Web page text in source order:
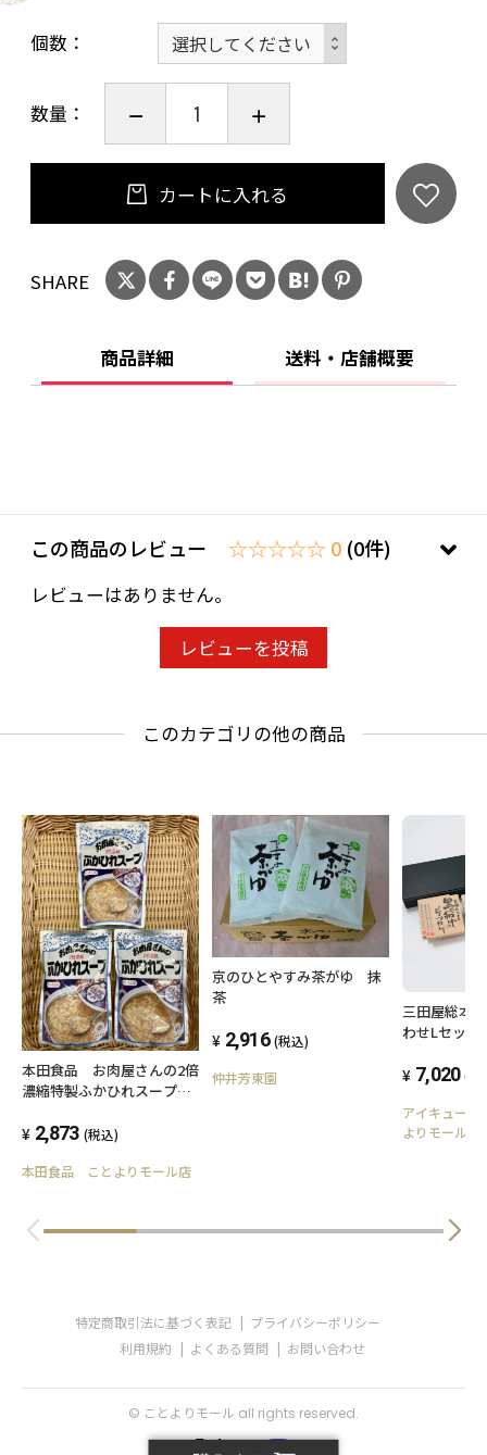
説明書などを参考に加減してください。）
【栄養成分表示 1袋（200g）当たり】
エネルギー：348kcal
たんぱく質：14.7g
脂質：21.1g
炭水化物：24.7g
食塩相当量：3.6g
【原材料名】
ミグラスソースベース、チキンエキス、砂糖、食
用油脂（牛脂）、カレー粉、バター、リンゴピ
ダモン、赤唐辛子／カラメル色素、（一部に小
を含む）
気密性容器に密封し、加圧加熱殺菌
箱の底面に記載(製造日より2年間)
ださい。
【使用上のご注意】
●開封時やラップをとる際、熱くなった具やソ
ースがはねることがございますので、火傷に十
分ご注意ください。●袋のふちで手を切らない
ようご注意ください。あけにくいときはハサミ
で切ってください。●袋を温めたお湯は飲用し
ないでください。●開封後は一度に使いきってく
ださい。
個数
数量：
カートに入れる
SHARE
商品詳細 送料・店舗概要
この商品のレビュー ☆☆☆☆☆ 0 (0件)
レビューはありません。
レビューを投稿
このカテゴリの他の商品
本田食品 お肉屋さんの2倍
濃縮特製ふかひれスープ 3
2,873 (税込)
本田食品 ことよりモール店
京のひとやすみ茶がゆ 抹
茶
2,916 (税込)
仲井芳東園
三田屋総本
わせLセット
7,020 (税
アイキュー
よりモール店
特定商取引法に基づく表記
プライバシーポリシー
利用規約
よくある質問 お問い合わせ
© ことよりモール all rights reserved.